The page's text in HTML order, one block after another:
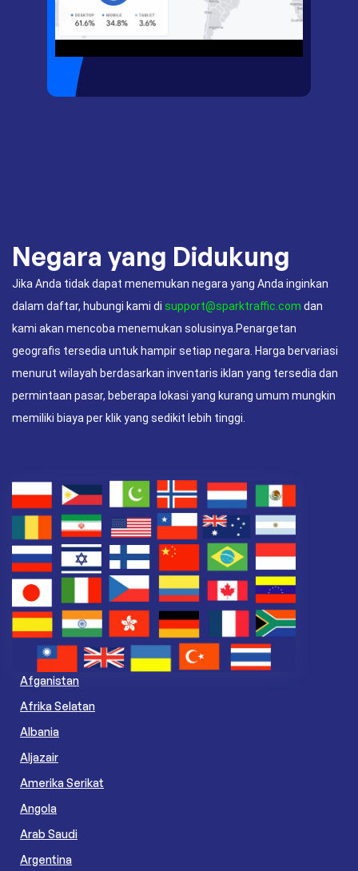
Negara yang Didukung
Jika Anda tidak dapat menemukan negara yang Anda inginkan
dalam daftar, hubungi kami di support@sparktraffic.com dan
kami akan mencoba menemukan solusinya.Penargetan
geografis tersedia untuk hampir setiap negara. Harga bervariasi
menurut wilayah berdasarkan inventaris iklan yang tersedia dan
permintaan pasar, beberapa lokasi yang kurang umum mungkin
memiliki biaya per klik yang sedikit lebih tinggi.
Afganistan
Afrika Selatan
Albania
Aljazair
Amerika Serikat
Angola
Arab Saudi
Argentina